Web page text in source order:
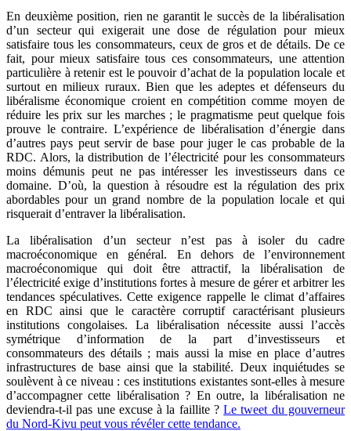
En deuxième position, rien ne garantit le succès de la libéralisation
d’un secteur qui exigerait une dose de régulation pour mieux
satisfaire tous les consommateurs, ceux de gros et de détails. De ce
fait, pour mieux satisfaire tous ces consommateurs, une attention
particulière à retenir est le pouvoir d’achat de la population locale et
surtout en milieux ruraux. Bien que les adeptes et défenseurs du
libéralisme économique croient en compétition comme moyen de
réduire les prix sur les marches ; le pragmatisme peut quelque fois
prouve le contraire. L’expérience de libéralisation d’énergie dans
d’autres pays peut servir de base pour juger le cas probable de la
RDC. Alors, la distribution de l’électricité pour les consommateurs
moins démunis peut ne pas intéresser les investisseurs dans ce
domaine. D’où, la question à résoudre est la régulation des prix
abordables pour un grand nombre de la population locale et qui
risquerait d’entraver la libéralisation.
La libéralisation d’un secteur n’est pas à isoler du cadre
macroéconomique en général. En dehors de l’environnement
macroéconomique qui doit être attractif, la libéralisation de
l’électricité exige d’institutions fortes à mesure de gérer et arbitrer les
tendances spéculatives. Cette exigence rappelle le climat d’affaires
en RDC ainsi que le caractère corruptif caractérisant plusieurs
institutions congolaises. La libéralisation nécessite aussi l’accès
symétrique d’information de la part d’investisseurs et
consommateurs des détails ; mais aussi la mise en place d’autres
infrastructures de base ainsi que la stabilité. Deux inquiétudes se
soulèvent à ce niveau : ces institutions existantes sont-elles à mesure
d’accompagner cette libéralisation ? En outre, la libéralisation ne
deviendra-t-il pas une excuse à la faillite ?Le tweet du gouverneur
du Nord-Kivu peut vous révéler cette tendance.